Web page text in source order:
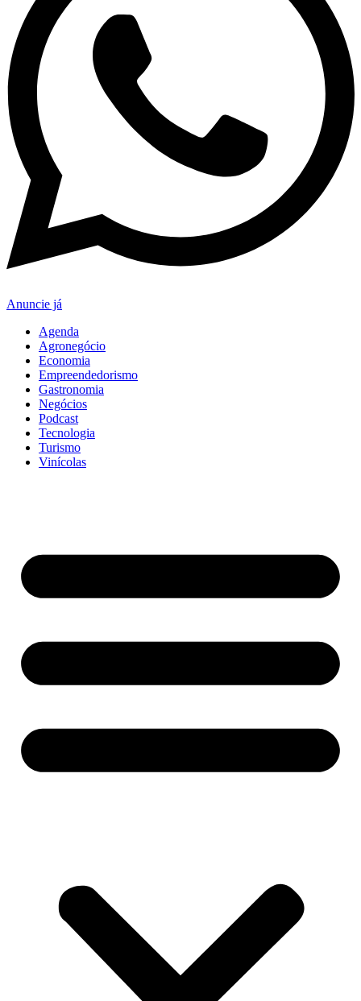
Anuncie já
Agenda
Agronegócio
Economia
Empreendedorismo
Gastronomia
Negócios
Podcast
Tecnologia
Turismo
Vinícolas